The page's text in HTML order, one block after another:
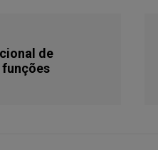
de